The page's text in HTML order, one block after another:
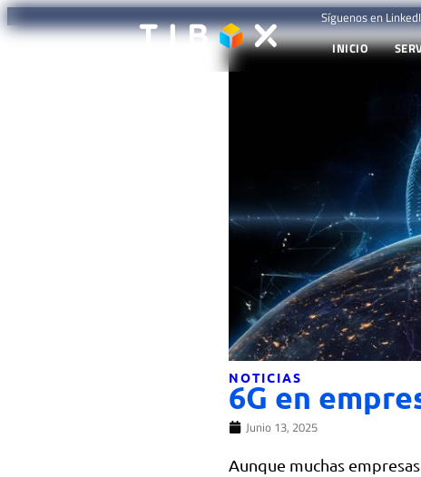
Síguenos en
INICIO
NOTICIAS
6G en
Junio 13, 2025
Aunque muchas